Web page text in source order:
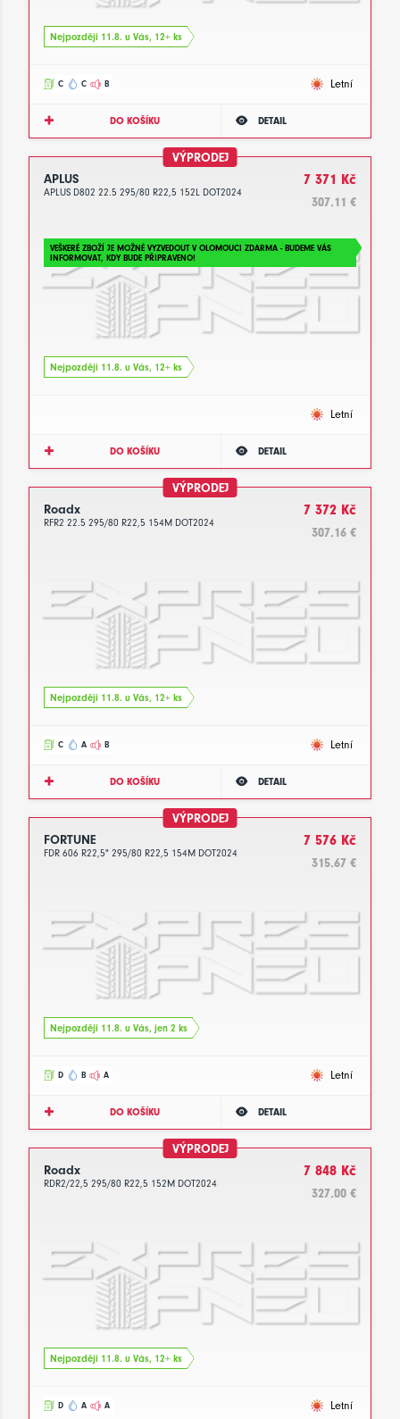
Nejpozději 11.8. u Vás, 12+ ks
C C B Letní
DO KOŠÍKU DETAIL
VÝPRODEJ
APLUS
APLUS D802 22.5 295/80 R22,5 152L DOT2024
7 371 Kč
307.11 €
VEŠKERÉ ZBOŽÍ JE MOŽNÉ VYZVEDOUT V OLOMOUCI ZDARMA - BUDEME VÁS
INFORMOVAT, KDY BUDE PŘIPRAVENO!
Nejpozději 11.8. u Vás, 12+ ks
Letní
DO KOŠÍKU DETAIL
VÝPRODEJ
Roadx
RFR2 22.5 295/80 R22,5 154M DOT2024
7 372 Kč
307.16 €
Nejpozději 11.8. u Vás, 12+ ks
C A B Letní
DO KOŠÍKU DETAIL
VÝPRODEJ
FORTUNE
FDR 606 R22,5" 295/80 R22,5 154M DOT2024
7 576 Kč
315.67 €
Nejpozději 11.8. u Vás, jen 2 ks
D B A Letní
DO KOŠÍKU DETAIL
VÝPRODEJ
Roadx
RDR2/22,5 295/80 R22,5 152M DOT2024
7 848 Kč
327.00 €
Nejpozději 11.8. u Vás, 12+ ks
D A A Letní